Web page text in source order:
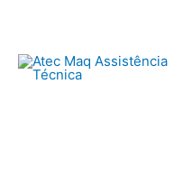
conteúdo